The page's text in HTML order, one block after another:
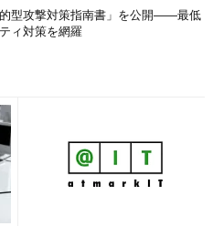
型攻撃対策指南書」を公開――最低
ィ対策を網羅